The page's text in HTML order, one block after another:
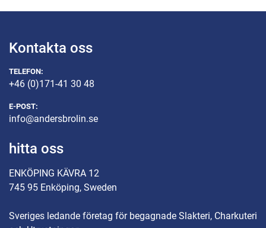
Kontakta oss
TELEFON:
+46 (0)171-41 30 48
E-POST:
info@andersbrolin.se
hitta oss
ENKÖPING KÄVRA 12
745 95 Enköping, Sweden
Sveriges ledande företag för begagnade Slakteri, Charkuteri